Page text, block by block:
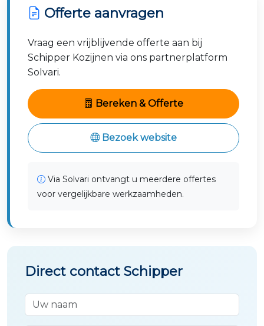
Offerte aanvragen
Vraag een vrijblijvende offerte aan bij
Schipper Kozijnen via ons partnerplatform
Solvari.
Bereken & Offerte
Bezoek website
Via Solvari ontvangt u meerdere offertes
voor vergelijkbare werkzaamheden.
Direct contact Schipper
Uw naam